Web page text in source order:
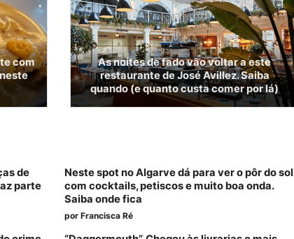
com
As noites de fado vão voltar a este
restaurante de José Avillez. Saiba
quando (e quanto custa comer por lá)
de
parte
Neste spot no Algarve dá para ver o pôr do sol
com cocktails, petiscos e muito boa onda.
Saiba onde fica
por Francisca Ré